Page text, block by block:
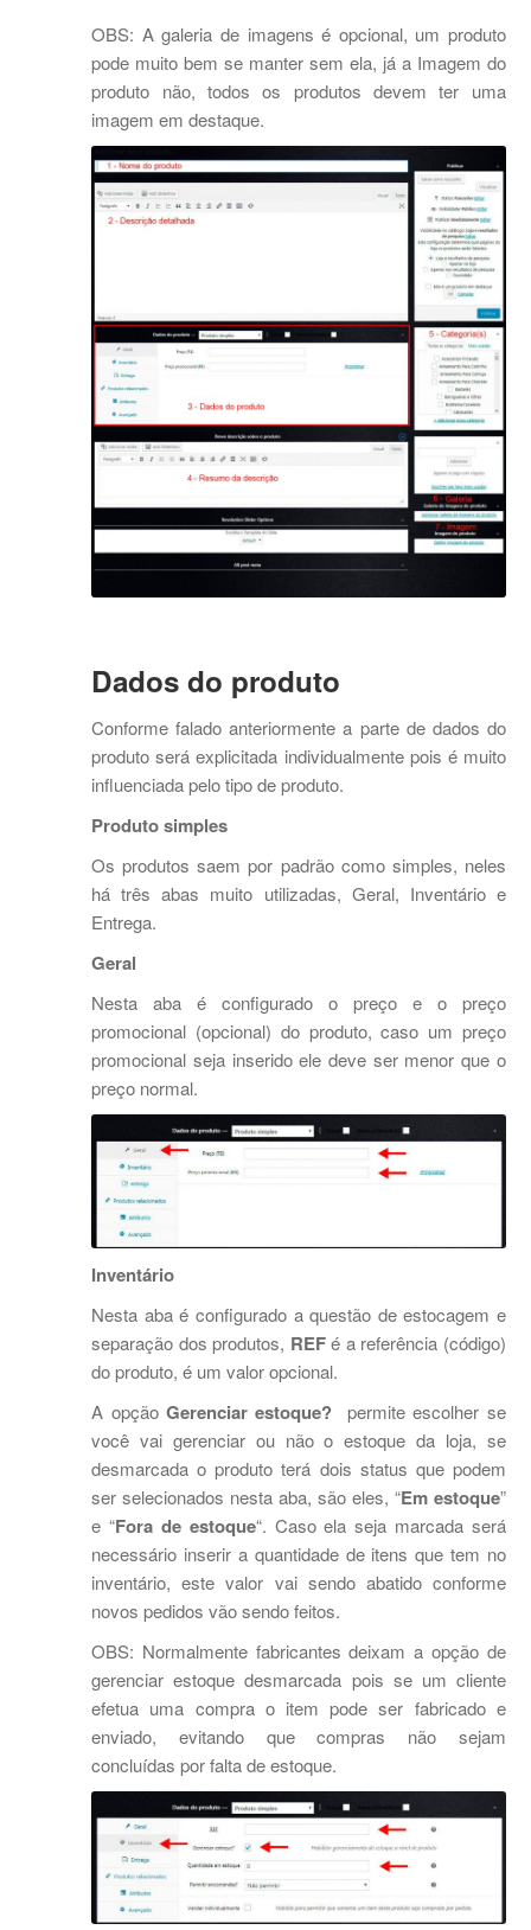
OBS: A galeria de imagens é opcional, um produto
pode muito bem se manter sem ela, já a Imagem do
produto não, todos os produtos devem ter uma
imagem em destaque.
Dados do produto
Conforme falado anteriormente a parte de dados do
produto será explicitada individualmente pois é muito
influenciada pelo tipo de produto.
Produto simples
Os produtos saem por padrão como simples, neles
há três abas muito utilizadas, Geral, Inventário e
Entrega.
Geral
Nesta aba é configurado o preço e o preço
promocional (opcional) do produto, caso um preço
promocional seja inserido ele deve ser menor que o
preço normal.
Inventário
Nesta aba é configurado a questão de estocagem e
separação dos produtos, REFé a referência (código)
do produto, é um valor opcional.
A opção Gerenciar estoque? permite escolher se
você vai gerenciar ou não o estoque da loja, se
desmarcada o produto terá dois status que podem
ser selecionados nesta aba, são eles, “Em estoque”
e “Fora de estoque“. Caso ela seja marcada será
necessário inserir a quantidade de itens que tem no
inventário, este valor vai sendo abatido conforme
novos pedidos vão sendo feitos.
OBS: Normalmente fabricantes deixam a opção de
gerenciar estoque desmarcada pois se um cliente
efetua uma compra o item pode ser fabricado e
enviado, evitando que compras não sejam
concluídas por falta de estoque.